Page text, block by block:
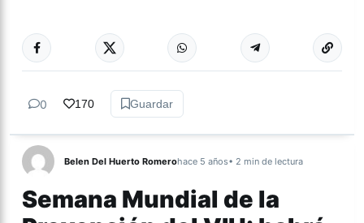
ACTUALIDAD Más
0 170 Guardar
Belen Del Huerto Romerohace 5 años• 2 min de lectura
Semana Mundial de la